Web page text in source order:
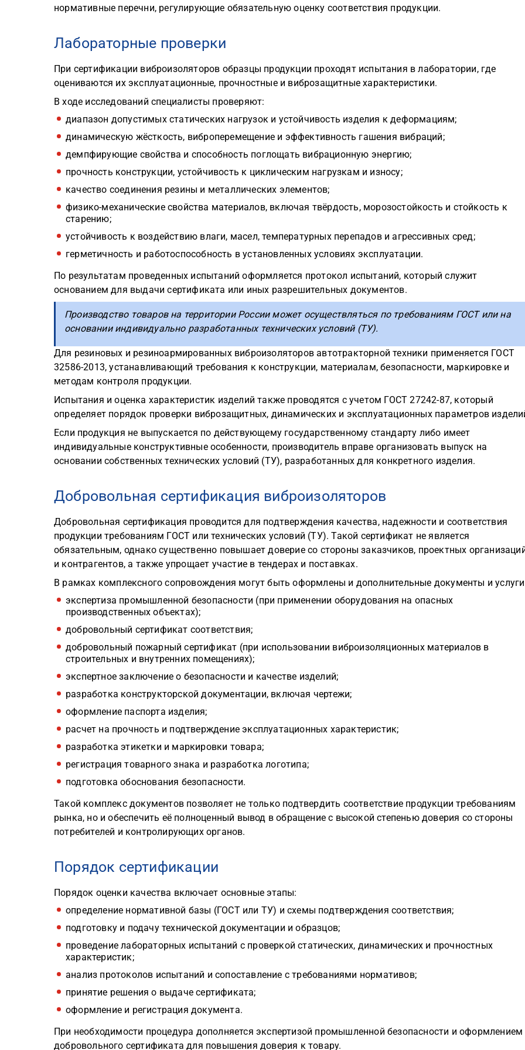
нормативные перечни, регулирующие обязательную оценку соответствия продукции.
Лабораторные проверки
При сертификации виброизоляторов образцы продукции проходят испытания в лаборатории, где
оцениваются их эксплуатационные, прочностные и виброзащитные характеристики.
В ходе исследований специалисты проверяют:
диапазон допустимых статических нагрузок и устойчивость изделия к деформациям;
динамическую жёсткость, виброперемещение и эффективность гашения вибраций;
демпфирующие свойства и способность поглощать вибрационную энергию;
прочность конструкции, устойчивость к циклическим нагрузкам и износу;
качество соединения резины и металлических элементов;
физико-механические свойства материалов, включая твёрдость, морозостойкость и стойкость к
старению;
устойчивость к воздействию влаги, масел, температурных перепадов и агрессивных сред;
герметичность и работоспособность в установленных условиях эксплуатации.
По результатам проведенных испытаний оформляется протокол испытаний, который служит
основанием для выдачи сертификата или иных разрешительных документов.
Производство товаров на территории России может осуществляться по требованиям ГОСТ или на
основании индивидуально разработанных технических условий (ТУ).
Для резиновых и резиноармированных виброизоляторов автотракторной техники применяется ГОСТ
32586-2013, устанавливающий требования к конструкции, материалам, безопасности, маркировке и
методам контроля продукции.
Испытания и оценка характеристик изделий также проводятся с учетом ГОСТ 27242-87, который
определяет порядок проверки виброзащитных, динамических и эксплуатационных параметров
Если продукция не выпускается по действующему государственному стандарту либо имеет
индивидуальные конструктивные особенности, производитель вправе организовать выпуск на
основании собственных технических условий (ТУ), разработанных для конкретного изделия.
Добровольная сертификация виброизоляторов
Добровольная сертификация проводится для подтверждения качества, надежности и соответствия
продукции требованиям ГОСТ или технических условий (ТУ). Такой сертификат не является
обязательным, однако существенно повышает доверие со стороны заказчиков, проектных
и контрагентов, а также упрощает участие в тендерах и поставках.
В рамках комплексного сопровождения могут быть оформлены и дополнительные документы и
экспертиза промышленной безопасности (при применении оборудования на опасных
производственных объектах);
добровольный сертификат соответствия;
добровольный пожарный сертификат (при использовании виброизоляционных материалов в
строительных и внутренних помещениях);
экспертное заключение о безопасности и качестве изделий;
разработка конструкторской документации, включая чертежи;
оформление паспорта изделия;
расчет на прочность и подтверждение эксплуатационных характеристик;
разработка этикетки и маркировки товара;
регистрация товарного знака и разработка логотипа;
подготовка обоснования безопасности.
Такой комплекс документов позволяет не только подтвердить соответствие продукции требованиям
рынка, но и обеспечить её полноценный вывод в обращение с высокой степенью доверия со стороны
потребителей и контролирующих органов.
Порядок сертификации
Порядок оценки качества включает основные этапы:
определение нормативной базы (ГОСТ или ТУ) и схемы подтверждения соответствия;
подготовку и подачу технической документации и образцов;
проведение лабораторных испытаний с проверкой статических, динамических и прочностных
характеристик;
анализ протоколов испытаний и сопоставление с требованиями нормативов;
принятие решения о выдаче сертификата;
оформление и регистрация документа.
При необходимости процедура дополняется экспертизой промышленной безопасности и оформлением
добровольного сертификата для повышения доверия к товару.